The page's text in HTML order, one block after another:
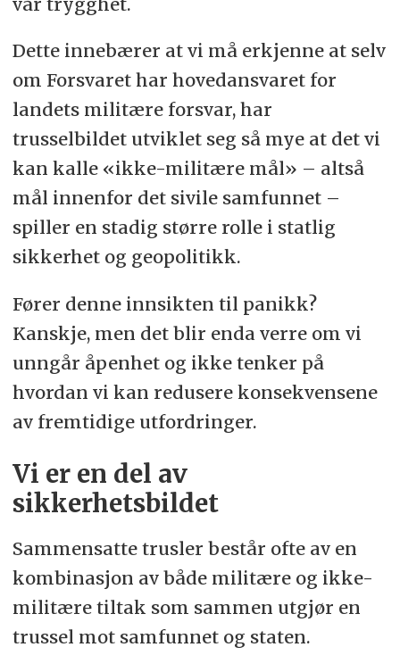
Dette innebærer at vi må erkjenne at selv
om Forsvaret har hovedansvaret for
landets militære forsvar, har
trusselbildet utviklet seg så mye at det vi
kan kalle «ikke-militære mål» – altså
mål innenfor det sivile samfunnet –
spiller en stadig større rolle i statlig
sikkerhet og geopolitikk.
Fører denne innsikten til panikk?
Kanskje, men det blir enda verre om vi
unngår åpenhet og ikke tenker på
hvordan vi kan redusere konsekvensene
av fremtidige utfordringer.
Vi er en del av
sikkerhetsbildet
Sammensatte trusler består ofte av en
kombinasjon av både militære og ikke-
militære tiltak som sammen utgjør en
trussel mot samfunnet og staten.